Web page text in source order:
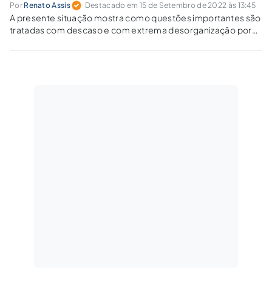
Por Renato Assis Destacado em 15 de Setembro de 2022 às 13:45
A presente situação mostra como questões importantes são
tratadas com descaso e com extrema desorganização por